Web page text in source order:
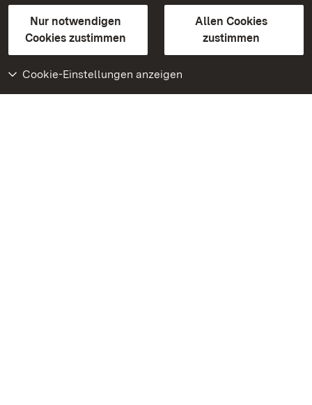
Nur notwendigen
Cookies zustimmen
Allen Cookies
zustimmen
Cookie-Einstellungen anzeigen
GebärdenspracheLeichte Sprache
Erklärung zur Barrierefreiheit
BITV-konform (geprüfte Seiten)
Weiteres